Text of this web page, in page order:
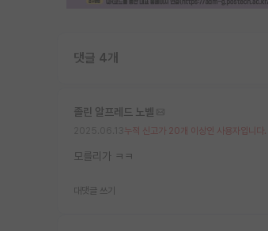
댓글 4개
졸린 알프레드 노벨
누적 신고가 20개 이상인 사용자입니다.
모를리가 ㅋㅋ
대댓글 쓰기